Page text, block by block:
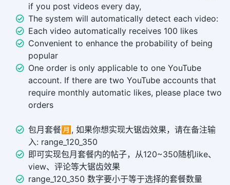
if you post videos every day,
The system will automatically detect each video:
Each video automatically receives 100 likes
Convenient to enhance the probability of being
popular
One order is only applicable to one YouTube
account. If there are two YouTube accounts that
require monthly automatic likes, please place two
orders
包月套餐🈷️, 如果你想实现大锯齿效果，请在备注输
入: range_120_350
即可实现包月套餐内的帖子，从120~350随机like、
view、评论等大锯齿效果
range_120_350 数字要小于等于选择的套餐数量